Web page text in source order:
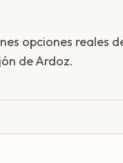
opciones reales
de Ardoz.